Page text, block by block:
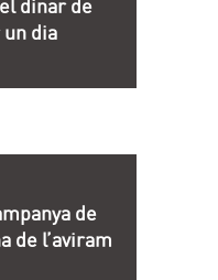
dinar de
dia
de
de l’aviram